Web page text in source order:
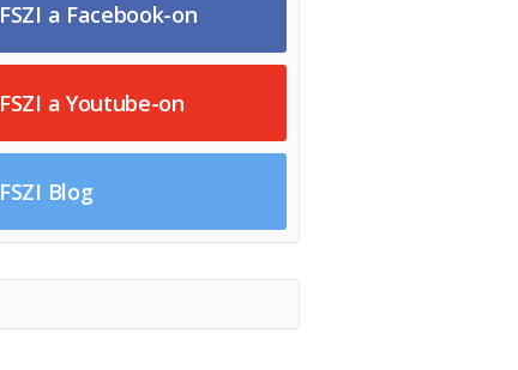
FSZI a Facebook-on
FSZI a Youtube-on
FSZI Blog